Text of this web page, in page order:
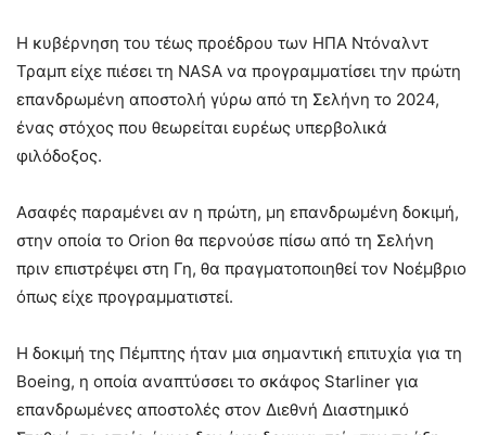
H κυβέρνηση του τέως προέδρου των ΗΠΑ Ντόναλντ
Τραμπ είχε πιέσει τη NASA να προγραμματίσει την πρώτη
επανδρωμένη αποστολή γύρω από τη Σελήνη το 2024,
ένας στόχος που θεωρείται ευρέως υπερβολικά
φιλόδοξος.
Ασαφές παραμένει αν η πρώτη, μη επανδρωμένη δοκιμή,
στην οποία το Orion θα περνούσε πίσω από τη Σελήνη
πριν επιστρέψει στη Γη, θα πραγματοποιηθεί τον Νοέμβριο
όπως είχε προγραμματιστεί.
Η δοκιμή της Πέμπτης ήταν μια σημαντική επιτυχία για τη
Boeing, η οποία αναπτύσσει το σκάφος Starliner για
επανδρωμένες αποστολές στον Διεθνή Διαστημικό